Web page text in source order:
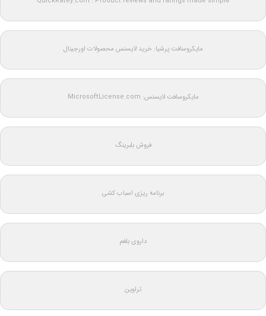
مایکروسافت پرشیا: خرید لایسنس محصولات اورجینال
مایکروسافت لایسنس: MicrosoftLicense.com
فروش بلبرینگ
برنامه ریزی اسباب کشی
داروی بلغم
تراوین